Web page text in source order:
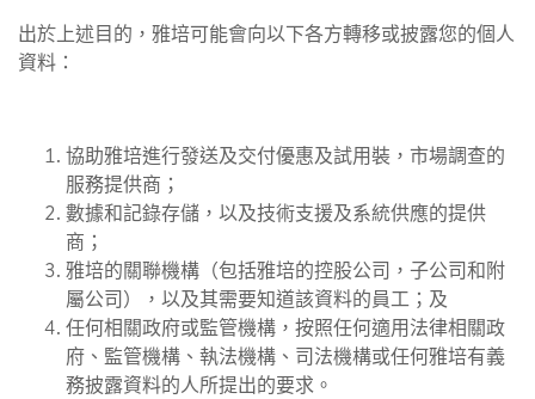
出於上述目的，雅培可能會向以下各方轉移或披露您的個人
資料：
協助雅培進行發送及交付優惠及試用裝，市場調查的
服務提供商；
數據和記錄存儲，以及技術支援及系統供應的提供
商；
雅培的關聯機構（包括雅培的控股公司，子公司和附
屬公司），以及其需要知道該資料的員工；及
任何相關政府或監管機構，按照任何適用法律相關政
府、監管機構、執法機構、司法機構或任何雅培有義
務披露資料的人所提出的要求。